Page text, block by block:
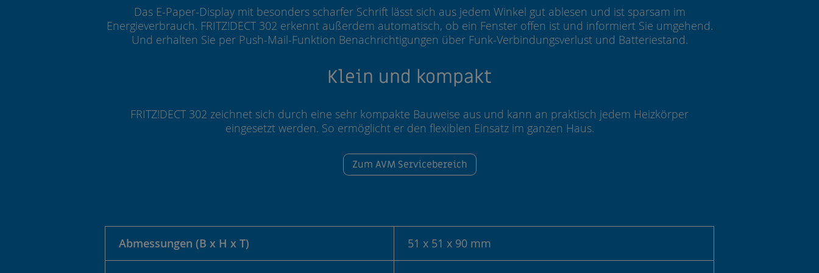
Das E-Paper-Display mit besonders scharfer Schrift lässt sich aus jedem Winkel gut ablesen und ist sparsam im
Energieverbrauch. FRITZ!DECT 302 erkennt außerdem automatisch, ob ein Fenster offen ist und informiert Sie umgehend.
Und erhalten Sie per Push-Mail-Funktion Benachrichtigungen über Funk-Verbindungsverlust und Batteriestand.
Klein und kompakt
FRITZ!DECT 302 zeichnet sich durch eine sehr kompakte Bauweise aus und kann an praktisch jedem Heizkörper
eingesetzt werden. So ermöglicht er den flexiblen Einsatz im ganzen Haus.
Zum AVM Servicebereich
Abmessungen (B x H x T) 51 x 51 x 90 mm